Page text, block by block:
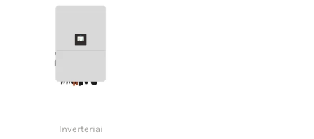
Inverteriai